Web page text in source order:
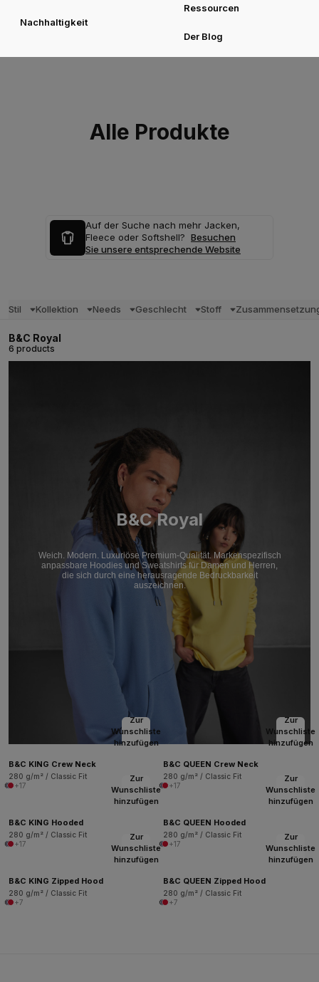
Nachhaltigkeit
Ressourcen
Der Blog
Alle Produkte
Auf der Suche nach mehr Jacken,
Fleece oder Softshell? Besuchen
Sie unsere entsprechende Website
Stil Kollektion Needs Geschlecht Stoff
B&C Royal
6 products
B&C Royal
Weich. Modern. Luxuriöse Premium-Qualität. Markenspezifisch
anpassbare Hoodies und Sweatshirts für Damen und Herren,
die sich durch eine herausragende Bedruckbarkeit
auszeichnen.
Zur
Wunschliste
hinzufügen
B&C KING Crew Neck
280 g/m² / Classic Fit
+17
Zur
Wunschliste
hinzufügen
B&C QUEEN Crew Neck
280 g/m² / Classic Fit
+17
Zur
Wunschliste
hinzufügen
B&C KING Hooded
280 g/m² / Classic Fit
+17
Zur
Wunschliste
hinzufügen
B&C QUEEN Hooded
280 g/m² / Classic Fit
+17
Zur
Wunschliste
hinzufügen
B&C KING Zipped Hood
280 g/m² / Classic Fit
+7
Zur
Wunschliste
hinzufügen
B&C QUEEN Zipped Hood
280 g/m² / Classic Fit
+7